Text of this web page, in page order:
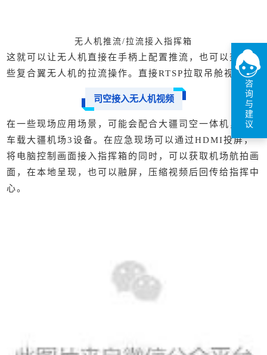
无人机推流/拉流接入指挥箱
这就可以让无人机直接在手柄上配置推流，也可以兼容一
些复合翼无人机的拉流操作。直接RTSP拉取吊舱视频。
司空接入无人机视频
在一些现场应用场景，可能会配合大疆司空一体机 ，结合
车载大疆机场3设备。在应急现场可以通过HDMI投屏，
将电脑控制画面接入指挥箱的同时，可以获取机场航拍画
面，在本地呈现，也可以融屏，压缩视频后回传给指挥中
心。
咨
询
与
建
议